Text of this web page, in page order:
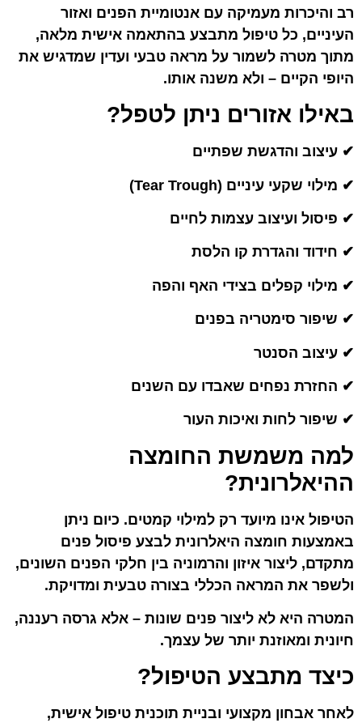
רב והיכרות מעמיקה עם אנטומיית הפנים ואזור
העיניים, כל טיפול מתבצע בהתאמה אישית מלאה,
מתוך מטרה לשמור על מראה טבעי ועדין שמדגיש את
היופי הקיים – ולא משנה אותו.
באילו אזורים ניתן לטפל?
✔ עיצוב והדגשת שפתיים
✔ מילוי שקעי עיניים (Tear Trough)
✔ פיסול ועיצוב עצמות לחיים
✔ חידוד והגדרת קו הלסת
✔ מילוי קפלים בצידי האף והפה
✔ שיפור סימטריה בפנים
✔ עיצוב הסנטר
✔ החזרת נפחים שאבדו עם השנים
✔ שיפור לחות ואיכות העור
למה משמשת החומצה
ההיאלרונית?
הטיפול אינו מיועד רק למילוי קמטים. כיום ניתן
באמצעות חומצה היאלרונית לבצע פיסול פנים
מתקדם, ליצור איזון והרמוניה בין חלקי הפנים השונים,
ולשפר את המראה הכללי בצורה טבעית ומדויקת.
המטרה היא לא ליצור פנים שונות – אלא גרסה רעננה,
חיונית ומאוזנת יותר של עצמך.
כיצד מתבצע הטיפול?
לאחר אבחון מקצועי ובניית תוכנית טיפול אישית,